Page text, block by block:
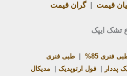
قیمت |گران قیمت
تشک ایپک
فنری 85%
طبی فنری
پددار |فول ارتوپدیک |مدیکال